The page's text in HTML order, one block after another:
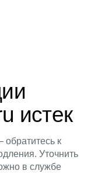
истек
к
Уточнить
в службе